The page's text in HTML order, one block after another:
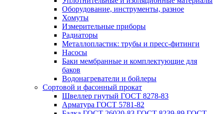
Оборудование, инструменты, разное
Хомуты
Измерительные приборы
Радиаторы
Металлопластик: трубы и пресс-фитинги
Насосы
Баки мембранные и комплектующие для
баков
Водонагреватели и бойлеры
Сортовой и фасонный прокат
Швеллер гнутый ГОСТ 8278-83
Арматура ГОСТ 5781-82